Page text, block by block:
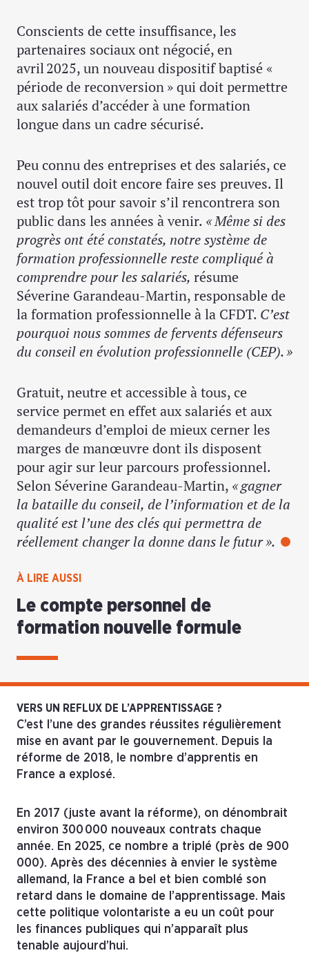
Conscients de cette insuffisance, les
partenaires sociaux ont négocié, en
avril 2025, un nouveau dispositif baptisé «
période de reconversion » qui doit permettre
aux salariés d’accéder à une formation
longue dans un cadre sécurisé.
Peu connu des entreprises et des salariés, ce
nouvel outil doit encore faire ses preuves. Il
est trop tôt pour savoir s’il rencontrera son
public dans les années à venir. « Même si des
progrès ont été constatés, notre système de
formation professionnelle reste compliqué à
comprendre pour les salariés, résume
Séverine Garandeau-Martin, responsable de
la formation professionnelle à la CFDT. C’est
pourquoi nous sommes de fervents défenseurs
du conseil en évolution professionnelle (CEP). »
Gratuit, neutre et accessible à tous, ce
service permet en effet aux salariés et aux
demandeurs d’emploi de mieux cerner les
marges de manœuvre dont ils disposent
pour agir sur leur parcours professionnel.
Selon Séverine Garandeau-Martin, « gagner
la bataille du conseil, de l’information et de la
qualité est l’une des clés qui permettra de
réellement changer la donne dans le futur ».
À LIRE AUSSI
Le compte personnel de
formation nouvelle formule
VERS UN REFLUX DE L’APPRENTISSAGE ?
C’est l’une des grandes réussites régulièrement
mise en avant par le gouvernement. Depuis la
réforme de 2018, le nombre d’apprentis en
France a explosé.
En 2017 (juste avant la réforme), on dénombrait
environ 300 000 nouveaux contrats chaque
année. En 2025, ce nombre a triplé (près de 900
000). Après des décennies à envier le système
allemand, la France a bel et bien comblé son
retard dans le domaine de l’apprentissage. Mais
cette politique volontariste a eu un coût pour
les finances publiques qui n’apparaît plus
tenable aujourd’hui.